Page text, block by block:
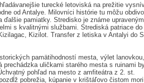
turecké letoviská na prežitie
od Antalye. Milovníci histórie tu môžu
ďalšie pamiatky. Stredisko je známe
s kva­litnými službami. Strediská patriace
Kizilot. Transfer z le­tiska v Antalyi do
pamätihodností mesta, vý­let
prechádzka uličkami starého mesta s ruinami
pohľad na mesto z amfi­teátra z 2. st.
pobrežia, kúpanie v krištáľovo čistom